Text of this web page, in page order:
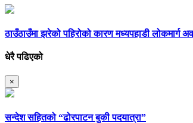
ठाउँठाउँमा झरेको पहिरोको कारण मध्यपहाडी लोकमार्ग
धेरै पढिएको
×
सन्देश सहितको “ढोरपाटन बुकी पदयात्रा”